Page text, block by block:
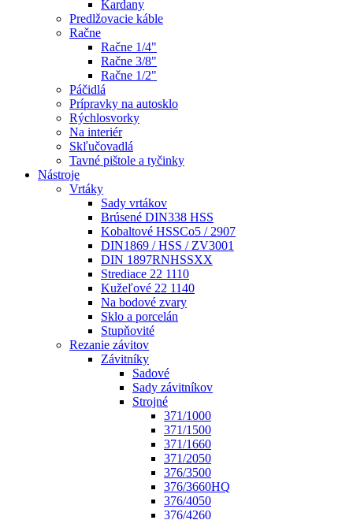
Kardany
Predlžovacie káble
Račne
Račne 1/4"
Račne 3/8"
Račne 1/2"
Páčidlá
Prípravky na autosklo
Rýchlosvorky
Na interiér
Skľučovadlá
Tavné pištole a tyčinky
Nástroje
Vrtáky
Sady vrtákov
Brúsené DIN338 HSS
Kobaltové HSSCo5 / 2907
DIN1869 / HSS / ZV3001
DIN 1897RNHSSXX
Strediace 22 1110
Kužeľové 22 1140
Na bodové zvary
Sklo a porcelán
Stupňovité
Rezanie závitov
Závitníky
Sadové
Sady závitníkov
Strojné
371/1000
371/1500
371/1660
371/2050
376/3500
376/3660HQ
376/4050
376/4260